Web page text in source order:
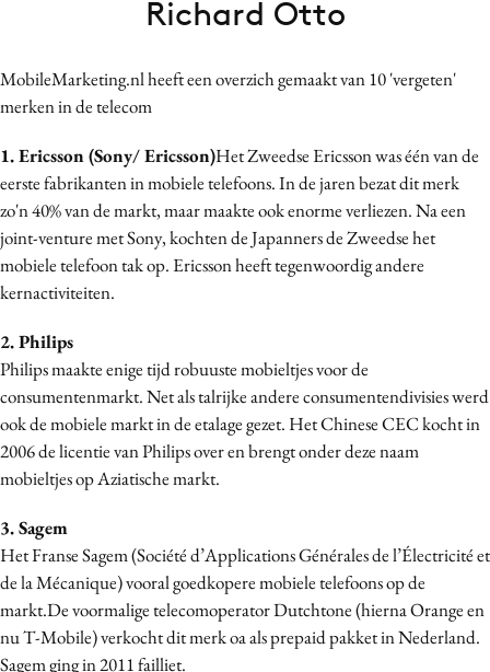
Carriere
Contentmarketing
Craft
Customer Experience
Data & Insights
Design
Digital transformation
Effectiviteit
Gedragsverandering
Influencer marketing
Interne communicatie
Martech
Merkstrategie
PR
Programmatic
Purpose Marketing
MobileMarketing.nl heeft een overzich gemaakt van 10 'vergeten'
merken in de telecom
1. Ericsson (Sony/ Ericsson)Het Zweedse Ericsson was één van de
eerste fabrikanten in mobiele telefoons. In de jaren bezat dit merk
zo'n 40% van de markt, maar maakte ook enorme verliezen. Na een
joint-venture met Sony, kochten de Japanners de Zweedse het
mobiele telefoon tak op. Ericsson heeft tegenwoordig andere
kernactiviteiten.
2. Philips
Philips maakte enige tijd robuuste mobieltjes voor de
consumentenmarkt. Net als talrijke andere consumentendivisies werd
ook de mobiele markt in de etalage gezet. Het Chinese CEC kocht in
2006 de licentie van Philips over en brengt onder deze naam
mobieltjes op Aziatische markt.
3. Sagem
Het Franse Sagem (Société d’Applications Générales de l’Électricité et
de la Mécanique) vooral goedkopere mobiele telefoons op de
markt.De voormalige telecomoperator Dutchtone (hierna Orange en
nu T-Mobile) verkocht dit merk oa als prepaid pakket in Nederland.
Sagem ging in 2011 failliet.
Richard Otto